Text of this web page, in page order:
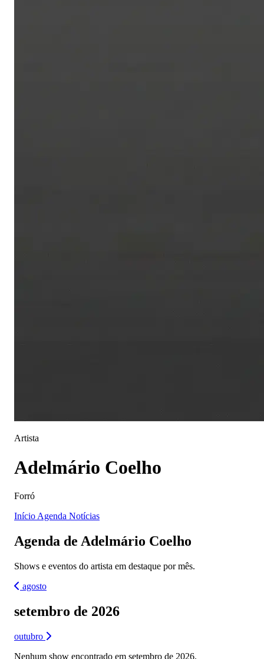
Artista
Adelmário Coelho
Forró
Início Agenda Notícias
Agenda de Adelmário Coelho
Shows e eventos do artista em destaque por mês.
agosto
setembro de 2026
outubro
Nenhum show encontrado em setembro de 2026.